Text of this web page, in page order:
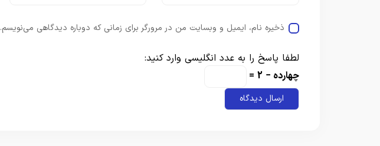
ذخیره نام، ایمیل و وبسایت من در مرورگر برای زمانی که دوباره دیدگاهی می‌نویسم.
لطفا پاسخ را به عدد انگلیسی وارد کنید:
چهارده − 2 =